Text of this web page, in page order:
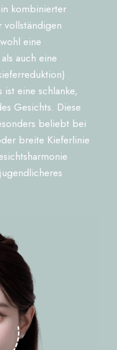
kombinierter
vollständigen
eine
auch eine
ist eine schlanke,
Gesichts. Diese
beliebt bei
breite Kieferlinie